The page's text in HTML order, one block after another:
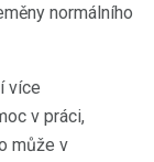
normálního
více
v práci,
může v